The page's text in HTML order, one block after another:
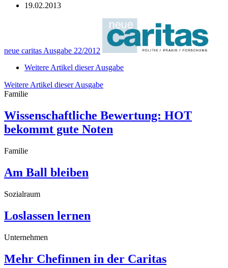
19.02.2013
neue caritas Ausgabe 22/2012
Weitere Artikel dieser Ausgabe
Weitere Artikel dieser Ausgabe
Familie
Wissenschaftliche Bewertung: HOT
bekommt gute Noten
Familie
Am Ball bleiben
Sozialraum
Loslassen lernen
Unternehmen
Mehr Chefinnen in der Caritas